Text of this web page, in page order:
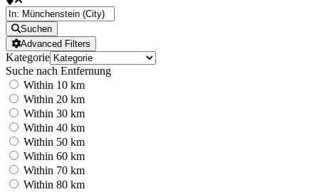
Suchen
Advanced Filters
Kategorie
Suche nach Entfernung
Within 10 km
Within 20 km
Within 30 km
Within 40 km
Within 50 km
Within 60 km
Within 70 km
Within 80 km